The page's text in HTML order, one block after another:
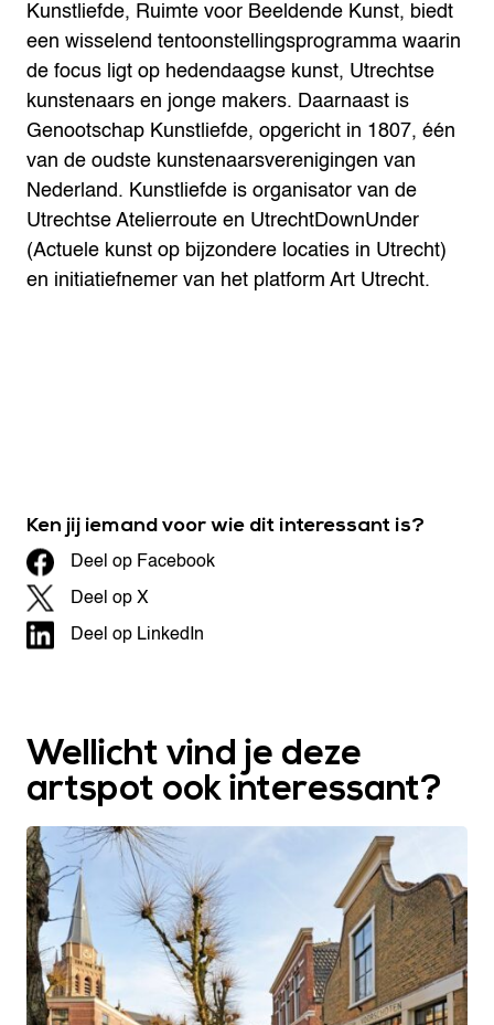
Kunstliefde, Ruimte voor Beeldende Kunst, biedt
een wisselend tentoonstellingsprogramma waarin
de focus ligt op hedendaagse kunst, Utrechtse
kunstenaars en jonge makers. Daarnaast is
Genootschap Kunstliefde, opgericht in 1807, één
van de oudste kunstenaarsverenigingen van
Nederland. Kunstliefde is organisator van de
Utrechtse Atelierroute en UtrechtDownUnder
(Actuele kunst op bijzondere locaties in Utrecht)
en initiatiefnemer van het platform Art Utrecht.
Ken jij iemand voor wie dit interessant is?
Deel op Facebook
Deel op X
Deel op LinkedIn
Wellicht vind je deze
artspot ook interessant?